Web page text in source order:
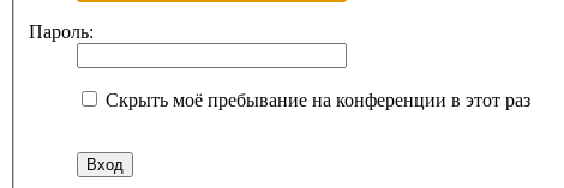
Пароль:
Скрыть моё пребывание на конференции в этот раз